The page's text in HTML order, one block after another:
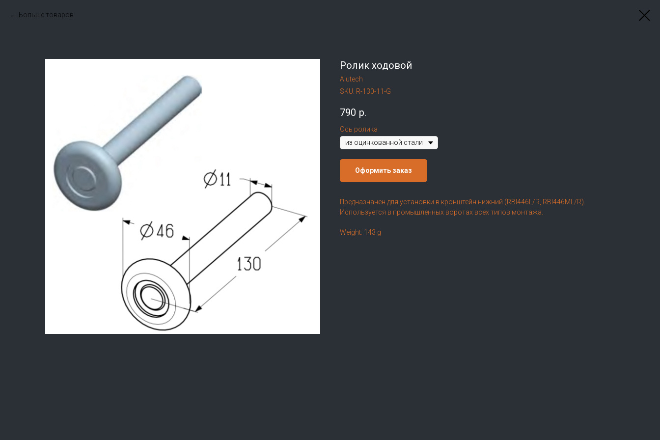
Больше товаров
Ролик ходовой
Alutech
SKU: R-130-11-G
790 р.
Ось ролика
Оформить заказ
Предназначен для установки в кронштейн нижний (RBI446L/R, RBI446ML/R).
Используется в промышленных воротах всех типов монтажа.
Weight: 143 g